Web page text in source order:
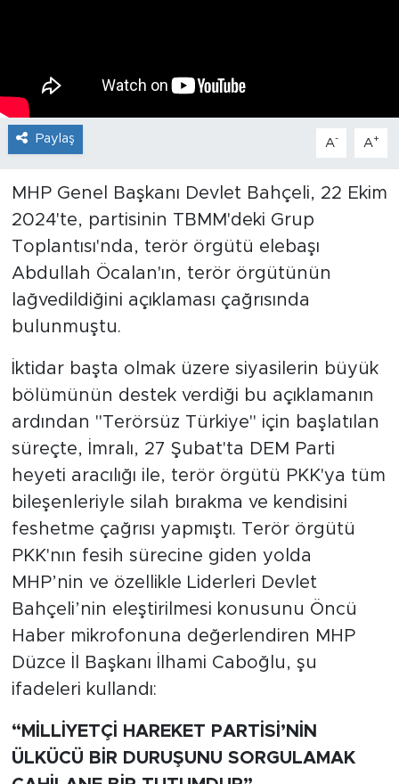
Paylaş A- A+
MHP Genel Başkanı Devlet Bahçeli, 22 Ekim
2024'te, partisinin TBMM'deki Grup
Toplantısı'nda, terör örgütü elebaşı
Abdullah Öcalan'ın, terör örgütünün
lağvedildiğini açıklaması çağrısında
bulunmuştu.
İktidar başta olmak üzere siyasilerin büyük
bölümünün destek verdiği bu açıklamanın
ardından "Terörsüz Türkiye" için başlatılan
süreçte, İmralı, 27 Şubat'ta DEM Parti
heyeti aracılığı ile, terör örgütü PKK'ya tüm
bileşenleriyle silah bırakma ve kendisini
feshetme çağrısı yapmıştı. Terör örgütü
PKK'nın fesih sürecine giden yolda
MHP’nin ve özellikle Liderleri Devlet
Bahçeli’nin eleştirilmesi konusunu Öncü
Haber mikrofonuna değerlendiren MHP
Düzce İl Başkanı İlhami Caboğlu, şu
ifadeleri kullandı:
“MİLLİYETÇİ HAREKET PARTİSİ’NİN
ÜLKÜCÜ BİR DURUŞUNU SORGULAMAK